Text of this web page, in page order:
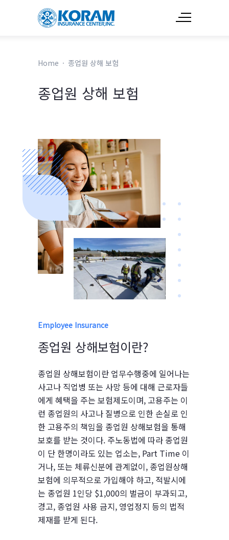
Home · 종업원 상해 보험
종업원 상해 보험
Employee Insurance
종업원 상해보험이란?
종업원 상해보험이란 업무수행중에 일어나는
사고나 직업병 또는 사망 등에 대해 근로자들
에게 혜택을 주는 보험제도이며, 고용주는 이
런 종업원의 사고나 질병으로 인한 손실로 인
한 고용주의 책임을 종업원 상해보험을 통해
보호를 받는 것이다. 주노동법에 따라 종업원
이 단 한명이라도 있는 업소는, Part Time 이
거나, 또는 체류신분에 관계없이, 종업원상해
보험에 의무적으로 가입해야 하고, 적발시에
는 종업원 1인당 $1,000의 벌금이 부과되고,
경고, 종업원 사용 금지, 영업정지 등의 법적
제재를 받게 된다.